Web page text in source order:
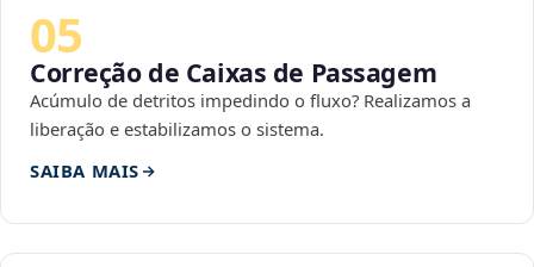
05
Correção de Caixas de Passagem
Acúmulo de detritos impedindo o fluxo? Realizamos a
liberação e estabilizamos o sistema.
SAIBA MAIS